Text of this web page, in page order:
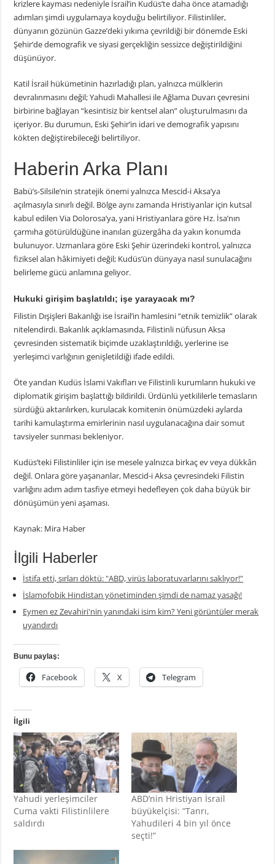
krizlere kayması nedeniyle İsrail’in Kudüs’te daha önce atamadığı
adımları şimdi uygulamaya koyduğu belirtiliyor. Filistinliler,
dünyanın gözünün Gazze’deki yıkıma çevrildiği bir dönemde Eski
Şehir’de demografik ve siyasi gerçekliğin sessizce değiştirildiğini
düşünüyor.
Katil İsrail hükümetinin hazırladığı plan, yalnızca mülklerin
devralınmasını değil; Yahudi Mahallesi ile Ağlama Duvarı çevresini
birbirine bağlayan “kesintisiz bir kentsel alan” oluşturulmasını da
içeriyor. Bu durumun, Eski Şehir’in idari ve demografik yapısını
kökten değiştirebileceği belirtiliyor.
Haberin Arka Planı
Babü’s-Silsile’nin stratejik önemi yalnızca Mescid-i Aksa’ya
açılmasıyla sınırlı değil. Bölge aynı zamanda Hristiyanlar için kutsal
kabul edilen Via Dolorosa’ya, yani Hristiyanlara göre Hz. İsa’nın
çarmıha götürüldüğüne inanılan güzergâha da yakın konumda
bulunuyor. Uzmanlara göre Eski Şehir üzerindeki kontrol, yalnızca
fiziksel alan hâkimiyeti değil; Kudüs’ün dünyaya nasıl sunulacağını
belirleme gücü anlamına geliyor.
Hukuki girişim başlatıldı; işe yarayacak mı?
Filistin Dışişleri Bakanlığı ise İsrail’in hamlesini “etnik temizlik” olarak
nitelendirdi. Bakanlık açıklamasında, Filistinli nüfusun Aksa
çevresinden sistematik biçimde uzaklaştırıldığı, yerlerine ise
yerleşimci varlığının genişletildiği ifade edildi.
Öte yandan Kudüs İslami Vakıfları ve Filistinli kurumların hukuki ve
diplomatik girişim başlattığı bildirildi. Ürdünlü yetkililerle temasların
sürdüğü aktarılırken, kurulacak komitenin önümüzdeki aylarda
tarihi kamulaştırma emirlerinin nasıl uygulanacağına dair somut
tavsiyeler sunması bekleniyor.
Kudüs’teki Filistinliler için ise mesele yalnızca birkaç ev veya dükkân
değil. Onlara göre yaşananlar, Mescid-i Aksa çevresindeki Filistin
varlığını adım adım tasfiye etmeyi hedefleyen çok daha büyük bir
dönüşümün yeni aşaması.
Kaynak: Mira Haber
İlgili Haberler
İstifa etti, sırları döktü: "ABD, virüs laboratuvarlarını saklıyor!"
İslamofobik Hindistan yönetiminden şimdi de namaz yasağı!
Eymen ez Zevahiri'nin yanındaki isim kim? Yeni görüntüler merak
uyandırdı
Bunu paylaş:
Facebook X Telegram
İlgili
Yahudi yerleşimciler
Cuma vakti Filistinlilere
saldırdı
ABD’nin Hristiyan İsrail
büyükelçisi: “Tanrı,
Yahudileri 4 bin yıl önce
seçti!”